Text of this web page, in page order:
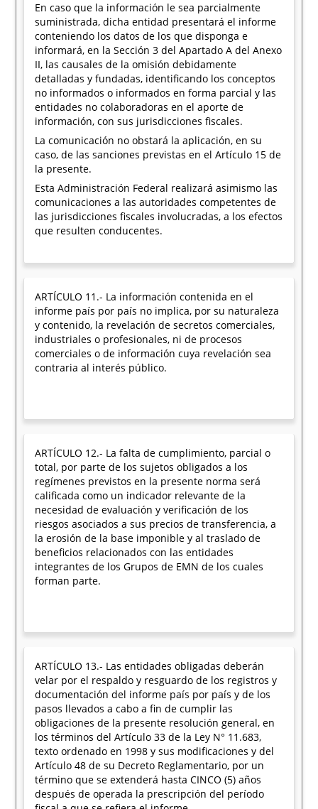
En caso que la información le sea parcialmente
suministrada, dicha entidad presentará el informe
conteniendo los datos de los que disponga e
informará, en la Sección 3 del Apartado A del Anexo
II, las causales de la omisión debidamente
detalladas y fundadas, identificando los conceptos
no informados o informados en forma parcial y las
entidades no colaboradoras en el aporte de
información, con sus jurisdicciones fiscales.
La comunicación no obstará la aplicación, en su
caso, de las sanciones previstas en el Artículo 15 de
la presente.
Esta Administración Federal realizará asimismo las
comunicaciones a las autoridades competentes de
las jurisdicciones fiscales involucradas, a los efectos
que resulten conducentes.
ARTÍCULO 11.- La información contenida en el
informe país por país no implica, por su naturaleza
y contenido, la revelación de secretos comerciales,
industriales o profesionales, ni de procesos
comerciales o de información cuya revelación sea
contraria al interés público.
ARTÍCULO 12.- La falta de cumplimiento, parcial o
total, por parte de los sujetos obligados a los
regímenes previstos en la presente norma será
calificada como un indicador relevante de la
necesidad de evaluación y verificación de los
riesgos asociados a sus precios de transferencia, a
la erosión de la base imponible y al traslado de
beneficios relacionados con las entidades
integrantes de los Grupos de EMN de los cuales
forman parte.
ARTÍCULO 13.- Las entidades obligadas deberán
velar por el respaldo y resguardo de los registros y
documentación del informe país por país y de los
pasos llevados a cabo a fin de cumplir las
obligaciones de la presente resolución general, en
los términos del Artículo 33 de la Ley N° 11.683,
texto ordenado en 1998 y sus modificaciones y del
Artículo 48 de su Decreto Reglamentario, por un
término que se extenderá hasta CINCO (5) años
después de operada la prescripción del período